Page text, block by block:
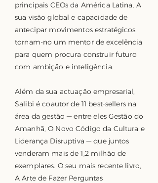
principais CEOs da América Latina. A
sua visão global e capacidade de
antecipar movimentos estratégicos
tornam-no um mentor de excelência
para quem procura construir futuro
com ambição e inteligência.
Além da sua actuação empresarial,
Salibi é coautor de 11 best-sellers na
área da gestão — entre eles Gestão do
Amanhã, O Novo Código da Cultura e
Liderança Disruptiva — que juntos
venderam mais de 1,2 milhão de
exemplares. O seu mais recente livro,
A Arte de Fazer Perguntas